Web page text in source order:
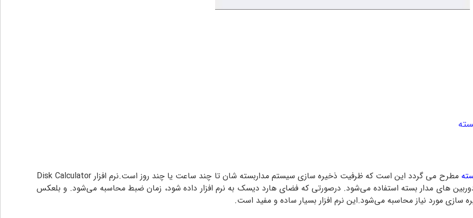
مطرح می گردد این است که ظرفیت ذخیره سازی سیستم مداربسته شان تا چند ساعت یا چند روز است.نرم افزار Disk Calculator
های مدار بسته استفاده می‌شود. درصورتی که فضای هارد دیسک به نرم افزار داده شود، زمان ضبط محاسبه می‌شود. و بلعکس
سازی مورد نیاز محاسبه می‌شود.این نرم افزار بسیار ساده و مفید است.